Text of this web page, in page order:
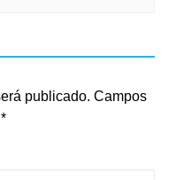
publicado. Campos
*